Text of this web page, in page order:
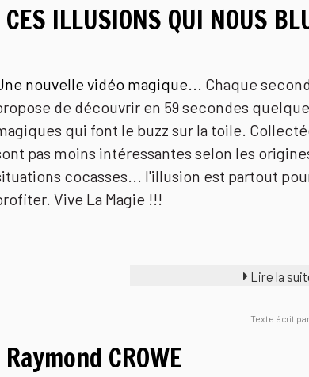
CES ILLUSIONS QUI NOUS
nouvelle vidéo magique... Chaque
de découvrir en 59 secondes
qui font le buzz sur la toile.
pas moins intéressantes selon les
cocasses... l'illusion est partout
Vive La Magie !!!
Lire la
Texte écrit
Raymond CROWE